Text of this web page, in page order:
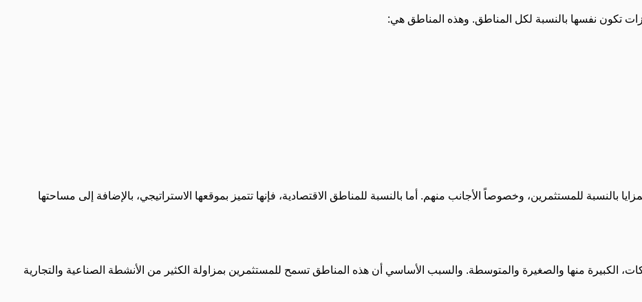
تكون نفسها بالنسبة لكل المناطق. وهذه المناطق هي:
بالنسبة للمستثمرين، وخصوصاً الأجانب منهم. أما بالنسبة للمناطق الاقتصادية، فإنها تتميز بموقعها الاستراتيجي، بالإضافة إلى مساحتها
الكبيرة منها والصغيرة والمتوسطة. والسبب الأساسي أن هذه المناطق تسمح للمستثمرين بمزاولة الكثير من الأنشطة الصناعية والتجارية